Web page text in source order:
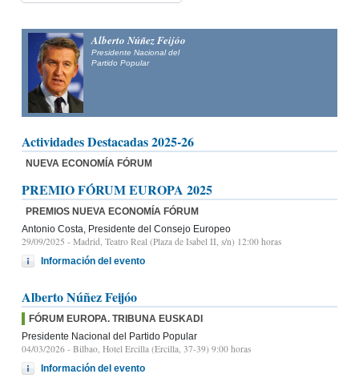
Alberto Núñez Feijóo
Presidente Nacional del
Partido Popular
Actividades Destacadas 2025-26
NUEVA ECONOMÍA FÓRUM
PREMIO FÓRUM EUROPA 2025
PREMIOS NUEVA ECONOMÍA FÓRUM
Antonio Costa, Presidente del Consejo Europeo
29/09/2025 - Madrid, Teatro Real (Plaza de Isabel II, s/n) 12:00 horas
Información del evento
Alberto Núñez Feijóo
FÓRUM EUROPA. TRIBUNA EUSKADI
Presidente Nacional del Partido Popular
04/03/2026 - Bilbao, Hotel Ercilla (Ercilla, 37-39) 9:00 horas
Información del evento